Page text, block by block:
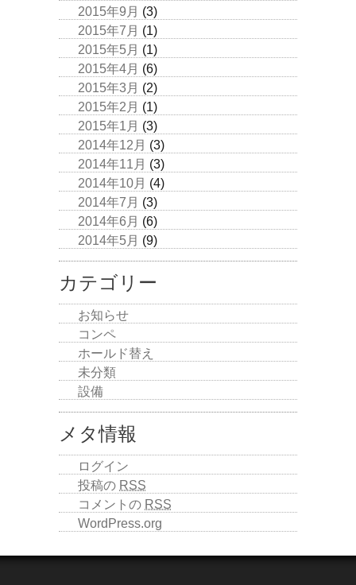
2015年9月 (3)
2015年7月 (1)
2015年5月 (1)
2015年4月 (6)
2015年3月 (2)
2015年2月 (1)
2015年1月 (3)
2014年12月 (3)
2014年11月 (3)
2014年10月 (4)
2014年7月 (3)
2014年6月 (6)
2014年5月 (9)
カテゴリー
お知らせ
コンペ
ホールド替え
未分類
設備
メタ情報
ログイン
投稿の RSS
コメントの RSS
WordPress.org